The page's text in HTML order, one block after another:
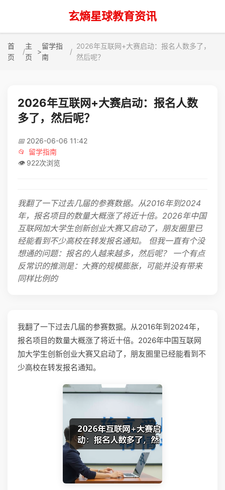
玄熵星球教育资讯
首
页
主
页
>
留学指
南
2026年互联网+大赛启动：报名人数多了，
然后呢？
2026年互联网+大赛启动：报名人数
多了，然后呢？
📅 2026-06-06 11:42
📂 留学指南
👁️ 922次浏览
我翻了一下过去几届的参赛数据。从2016年到2024
年，报名项目的数量大概涨了将近十倍。2026年中国
互联网加大学生创新创业大赛又启动了，朋友圈里已
经能看到不少高校在转发报名通知。 但我一直有个没
想通的问题：报名的人越来越多，然后呢？ 一个有点
反常识的推测是：大赛的规模膨胀，可能并没有带来
同样比例的
我翻了一下过去几届的参赛数据。从2016年到2024年，
报名项目的数量大概涨了将近十倍。2026年中国互联网
加大学生创新创业大赛又启动了，朋友圈里已经能看到不
少高校在转发报名通知。